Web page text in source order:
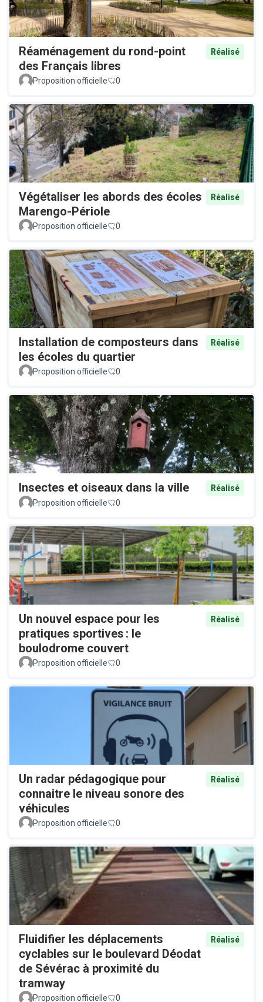
Réaménagement du rond-point
des Français libres
Réalisé
Proposition officielle 0
Végétaliser les abords des écoles
Marengo-Périole
Réalisé
Proposition officielle 0
Installation de composteurs dans
les écoles du quartier
Réalisé
Proposition officielle 0
Insectes et oiseaux dans la ville
Réalisé
Proposition officielle
0
Un nouvel espace pour les
pratiques sportives : le
boulodrome couvert
Réalisé
Proposition officielle 0
Un radar pédagogique pour
connaitre le niveau sonore des
véhicules
Réalisé
Proposition officielle 0
Fluidifier les déplacements
cyclables sur le boulevard Déodat
de Sévérac à proximité du
tramway
Réalisé
Proposition officielle 0